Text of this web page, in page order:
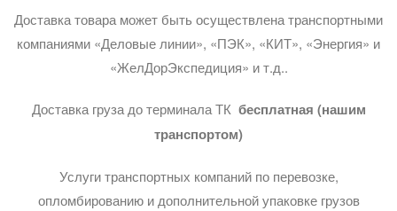
Доставка товара может быть осуществлена транспортными
компаниями «Деловые линии», «ПЭК», «КИТ», «Энергия» и
«ЖелДорЭкспедиция» и т.д..
Доставка груза до терминала ТК бесплатная (нашим
транспортом)
Услуги транспортных компаний по перевозке,
опломбированию и дополнительной упаковке грузов